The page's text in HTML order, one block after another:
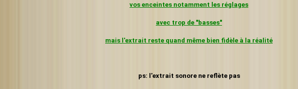
vos enceintes notamment les réglages
avec trop de "basses"
mais l'extrait reste quand même bien fidèle à la réalité
ps: l'extrait sonore ne reflète pas